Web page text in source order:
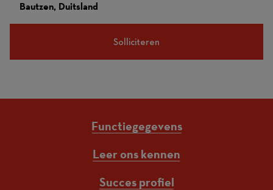
Bautzen, Duitsland
Solliciteren
Functiegegevens
Leer ons kennen
Succes profiel